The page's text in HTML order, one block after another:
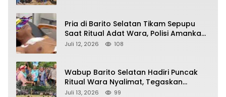
Pria di Barito Selatan Tikam Sepupu
Saat Ritual Adat Wara, Polisi Amankan
Pelaku
Juli 12, 2026 108
Wabup Barito Selatan Hadiri Puncak
Ritual Wara Nyalimat, Tegaskan
Komitmen Lestarikan Budaya Dayak
Juli 13, 2026 99